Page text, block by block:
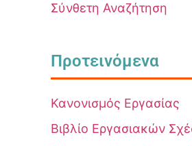
Σύνθετη Αναζήτηση
Προτεινόμενα
Κανονισμός Εργασίας
Βιβλίο Εργασιακών